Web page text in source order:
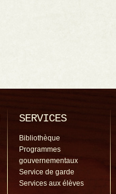
SERVICES
Bibliothèque
Programmes
gouvernementaux
Service de garde
Services aux élèves